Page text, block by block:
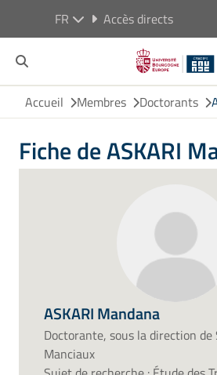
FR Accès directs
Accueil Membres Doctorants
Fiche de ASKARI
ASKARI Mandana
Doctorante, sous la direction de
Manciaux